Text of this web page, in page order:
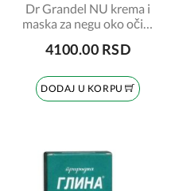
Dr Grandel NU krema i
maska za negu oko očiju
4100.00 RSD
DODAJ U KORPU